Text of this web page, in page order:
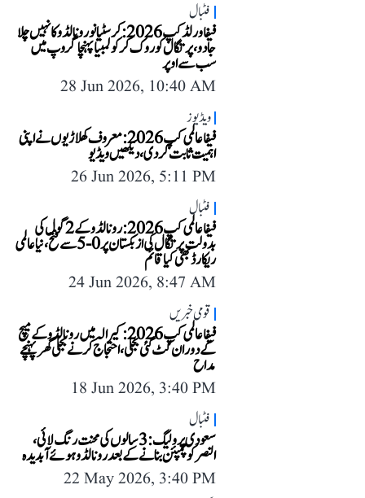
فٹبال
فیفا ورلڈ کپ 2026: کرسٹیانو رونالڈو کا نہیں چلا
جادو، پرتگال کو روک کر کولمبیا پہنچا گروپ میں
سب سے اوپر
28 Jun 2026, 10:40 AM
ویڈیوز
فیفا عالمی کپ 2026: معروف کھلاڑیوں نے اپنی
اہمیت ثابت کر دی، دیکھیں ویڈیو
26 Jun 2026, 5:11 PM
فٹبال
فیفا عالمی کپ 2026: رونالڈو کے 2 گول کی
بدولت پرتگال کی ازبکستان پر 0-5 سے فتح، نیا عالمی
ریکارڈ بھی کیا قائم
24 Jun 2026, 8:47 AM
قومی خبریں
فیفا عالمی کپ 2026: کیرالہ میں رونالڈو کے میچ
کے دوران کٹ گئی بجلی، احتجاج کرنے بجلی گھر پہنچے
مداح
18 Jun 2026, 3:40 PM
فٹبال
سعودی پرو لیگ: 3 سالوں کی محنت رنگ لائی،
النصر کو چمپئن بنانے کے بعد رونالڈو ہوئے آبدیدہ
22 May 2026, 3:40 PM